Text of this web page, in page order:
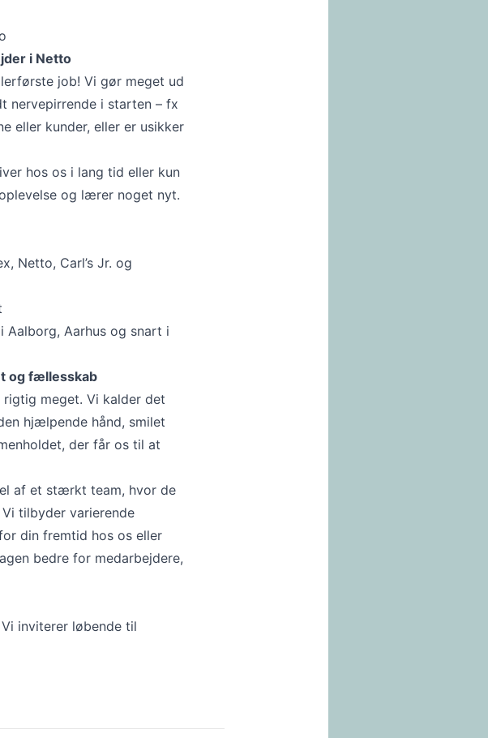
i Netto
job! Vi gør meget ud
nervepirrende i starten – fx
eller kunder, eller er usikker
hos os i lang tid eller kun
og lærer noget nyt.
Netto, Carl’s Jr. og
Aalborg, Aarhus og snart i
og fællesskab
meget. Vi kalder det
hjælpende hånd, smilet
der får os til at
af et stærkt team, hvor de
tilbyder varierende
din fremtid hos os eller
bedre for medarbejdere,
inviterer løbende til